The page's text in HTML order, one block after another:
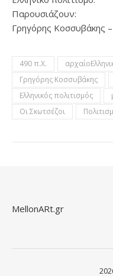
Παρουσιάζουν:
Γρηγόρης Κοσσυβάκης
490 π.Χ.
Γρηγόρης Κοσσυβάκης
Ελληνικός πολιτισμός
Οι Σκωτσέζοι
MellonARt.gr